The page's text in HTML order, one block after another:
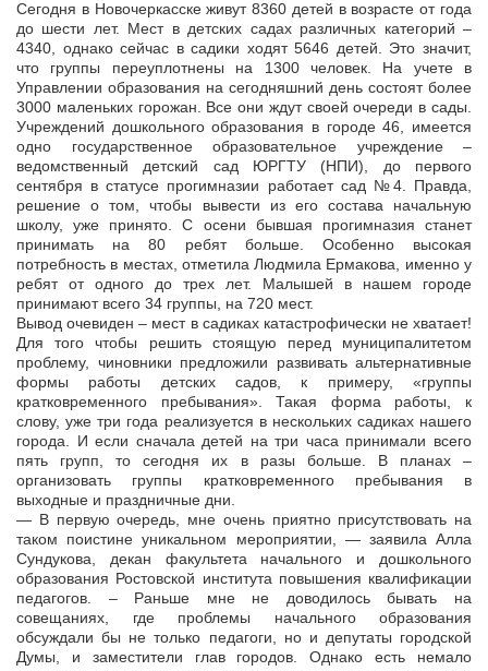
Сегодня в Новочеркасске живут 8360 детей в возрасте от года
до шести лет. Мест в детских садах различных категорий –
4340, однако сейчас в садики ходят 5646 детей. Это значит,
что группы переуплотнены на 1300 человек. На учете в
Управлении образования на сегодняшний день состоят более
3000 маленьких горожан. Все они ждут своей очереди в сады.
Учреждений дошкольного образования в городе 46, имеется
одно государственное образовательное учреждение –
ведомственный детский сад ЮРГТУ (НПИ), до первого
сентября в статусе прогимназии работает сад №4. Правда,
решение о том, чтобы вывести из его состава начальную
школу, уже принято. С осени бывшая прогимназия станет
принимать на 80 ребят больше. Особенно высокая
потребность в местах, отметила Людмила Ермакова, именно у
ребят от одного до трех лет. Малышей в нашем городе
принимают всего 34 группы, на 720 мест.
Вывод очевиден – мест в садиках катастрофически не хватает!
Для того чтобы решить стоящую перед муниципалитетом
проблему, чиновники предложили развивать альтернативные
формы работы детских садов, к примеру, «группы
кратковременного пребывания». Такая форма работы, к
слову, уже три года реализуется в нескольких садиках нашего
города. И если сначала детей на три часа принимали всего
пять групп, то сегодня их в разы больше. В планах –
организовать группы кратковременного пребывания в
выходные и праздничные дни.
— В первую очередь, мне очень приятно присутствовать на
таком поистине уникальном мероприятии, — заявила Алла
Сундукова, декан факультета начального и дошкольного
образования Ростовской института повышения квалификации
педагогов. – Раньше мне не доводилось бывать на
совещаниях, где проблемы начального образования
обсуждали бы не только педагоги, но и депутаты городской
Думы, и заместители глав городов. Однако есть немало